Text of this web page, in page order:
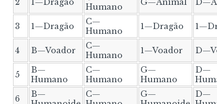
2 1—Dragão
Humano
G—Animal
3 1—Dragão
C—
Humano
1—Dragão
4 B—Voador
C—
Humano
1—Voador
5
B—
Humano
C—
Humano
G—
Humano
D—
6
B—
C—
G—
D—